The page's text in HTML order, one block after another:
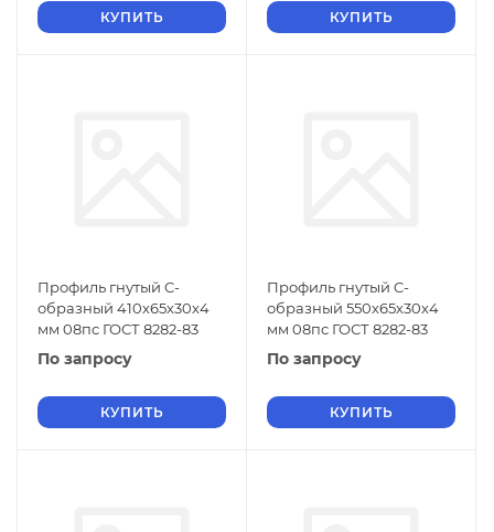
КУПИТЬ КУПИТЬ
Профиль гнутый C-
образный 410х65х30х4
мм 08пс ГОСТ 8282-83
По запросу
КУПИТЬ
Профиль гнутый C-
образный 550х65х30х4
мм 08пс ГОСТ 8282-83
По запросу
КУПИТЬ